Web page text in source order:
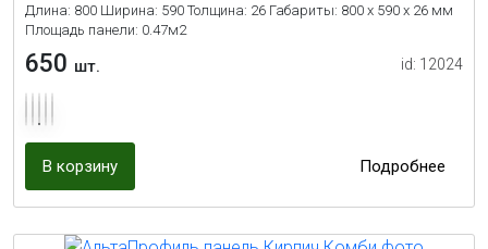
Длина: 800 Ширина: 590 Толщина: 26 Габариты: 800 x 590 x 26 мм
Площадь панели: 0.47м2
650 шт. id: 12024
В корзину Подробнее